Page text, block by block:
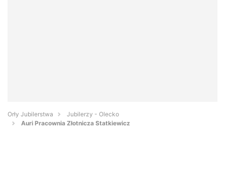
Orły Jubilerstwa
Jubilerzy - Olecko
Auri Pracownia Złotnicza Statkiewicz